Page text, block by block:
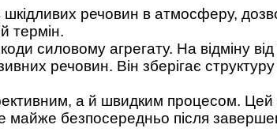
речовин в атмосферу,
термін.
силовому агрегату. На відміну
речовин. Він зберігає
а й швидким процесом. Цей
майже безпосередньо після